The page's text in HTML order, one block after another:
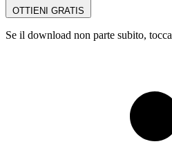
OTTIENI GRATIS
Se il download non parte subito, tocca